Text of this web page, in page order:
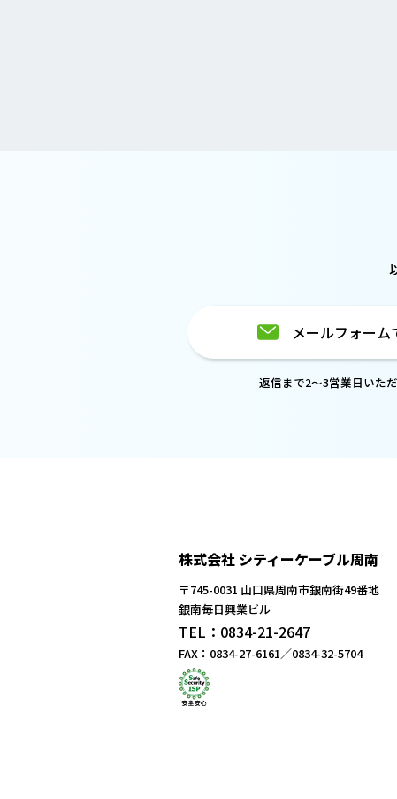
メールフォー
返信まで2～3営業日いた
株式会社 シティーケーブル周南
〒745-0031 山口県周南市銀南街49番地
銀南毎日興業ビル
TEL：0834-21-2647
FAX：0834-27-6161／0834-32-5704